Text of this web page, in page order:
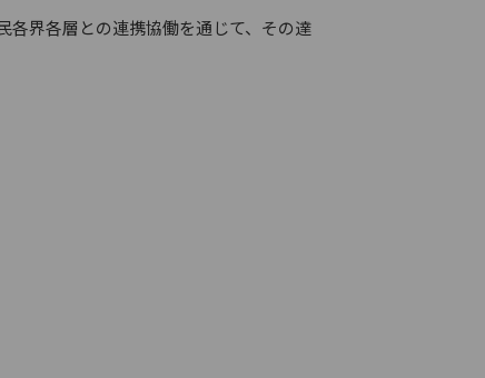
界各層との連携協働を通じて、その達